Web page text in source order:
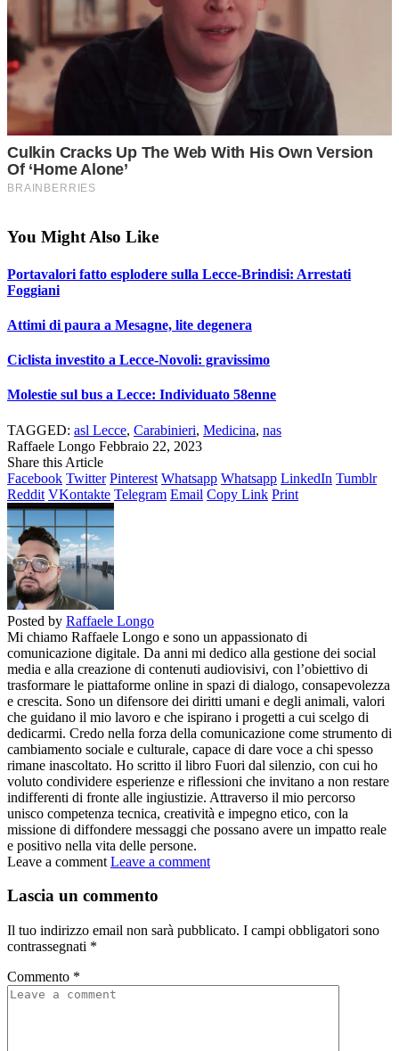
You Might Also Like
Portavalori fatto esplodere sulla Lecce-Brindisi: Arrestati
Foggiani
Attimi di paura a Mesagne, lite degenera
Ciclista investito a Lecce-Novoli: gravissimo
Molestie sul bus a Lecce: Individuato 58enne
TAGGED: asl Lecce, Carabinieri, Medicina, nas
Raffaele Longo Febbraio 22, 2023
Share this Article
Facebook Twitter Pinterest Whatsapp Whatsapp LinkedIn Tumblr
Reddit VKontakte Telegram Email Copy Link Print
Posted by Raffaele Longo
Mi chiamo Raffaele Longo e sono un appassionato di
comunicazione digitale. Da anni mi dedico alla gestione dei social
media e alla creazione di contenuti audiovisivi, con l’obiettivo di
trasformare le piattaforme online in spazi di dialogo, consapevolezza
e crescita. Sono un difensore dei diritti umani e degli animali, valori
che guidano il mio lavoro e che ispirano i progetti a cui scelgo di
dedicarmi. Credo nella forza della comunicazione come strumento di
cambiamento sociale e culturale, capace di dare voce a chi spesso
rimane inascoltato. Ho scritto il libro Fuori dal silenzio, con cui ho
voluto condividere esperienze e riflessioni che invitano a non restare
indifferenti di fronte alle ingiustizie. Attraverso il mio percorso
unisco competenza tecnica, creatività e impegno etico, con la
missione di diffondere messaggi che possano avere un impatto reale
e positivo nella vita delle persone.
Leave a comment Leave a comment
Lascia un commento
Il tuo indirizzo email non sarà pubblicato. I campi obbligatori sono
contrassegnati *
Commento *